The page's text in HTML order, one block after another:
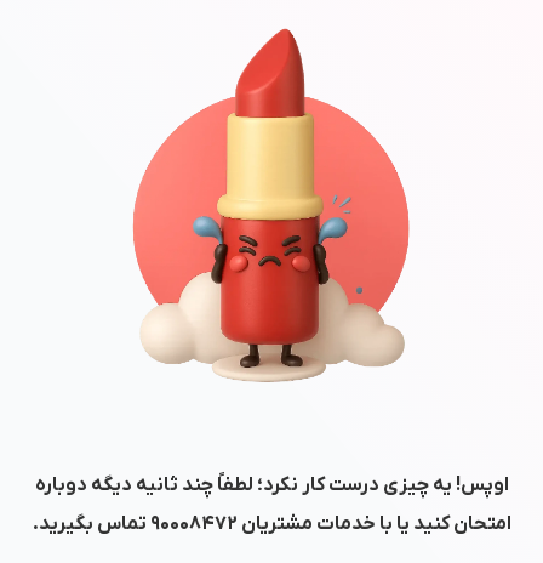
اوپس! یه چیزی درست کار نکرد؛ لطفاً چند ثانیه دیگه دوباره
امتحان کنید یا با خدمات مشتریان ۹۰۰۰۸۴۷۲ تماس بگیرید.